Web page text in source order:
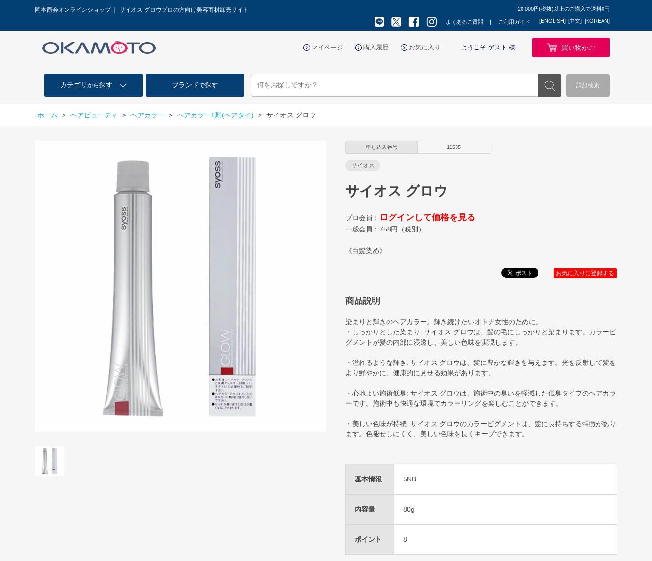
岡本商会オンラインショップ ｜ サイオス グロウプロの方向け美容商材卸売サイト 20,000円(税抜)以上のご購入で送料0円
よくあるご質問 ご利用ガイド [ENGLISH] [中文] [KOREAN]
マイページ 購入履歴 お気に入り ようこそ ゲスト 様 買い物かご
カテゴリ から探す ブランドで探す 詳細検索
ホーム > ヘアビューティ > ヘアカラー > ヘアカラー1剤(ヘアダイ) > サイオス グロウ
申し込み番号 11535
サイオス
サイオス グロウ
プロ会員： ログインして価格を見る
一般会員： 758円（税別）
《白髪染め》
お気に入りに登録する
商品説明
染まりと輝きのヘアカラー。輝き続けたいオトナ女性のために。
・しっかりとした染まり: サイオス グロウは、髪の毛にしっかりと染まります。カラーピ
グメントが髪の内部に浸透し、美しい色味を実現します。
・溢れるような輝き: サイオス グロウは、髪に豊かな輝きを与えます。光を反射して髪を
より鮮やかに、健康的に見せる効果があります。
・心地よい施術低臭: サイオス グロウは、施術中の臭いを軽減した低臭タイプのヘアカラ
ーです。施術中も快適な環境でカラーリングを楽しむことができます。
・美しい色味が持続: サイオス グロウのカラーピグメントは、髪に長持ちする特徴があり
ます。色褪せしにくく、美しい色味を長くキープできます。
基本情報 5NB
内容量 80g
ポイント 8